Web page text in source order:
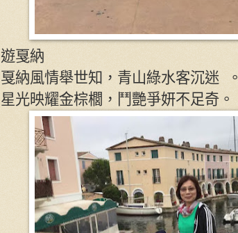
遊戛納
戛納風情舉世知，青山綠水客沉迷 。
星光映耀金棕櫚，鬥艷爭妍不足奇。